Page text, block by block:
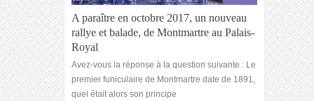
A paraître en octobre 2017, un nouveau
rallye et balade, de Montmartre au Palais-
Royal
Avez-vous la réponse à la question suivante : Le
premier funiculaire de Montmartre date de 1891,
quel était alors son principe